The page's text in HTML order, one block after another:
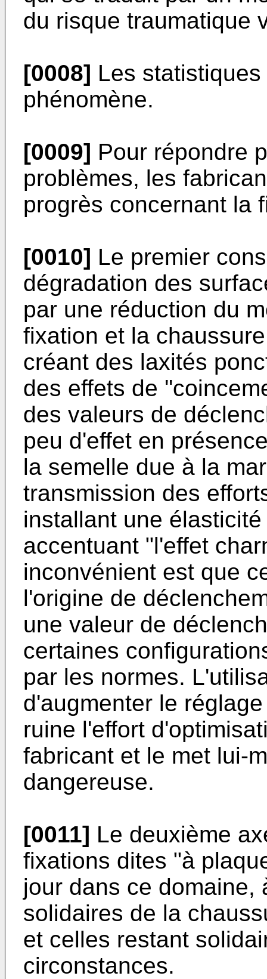
du risque traumatique
[0008] Les
phénomène.
[0009] Pour répondre
problèmes, les
progrès concernant la
[0010] Le premier
dégradation des
par une réduction du
fixation et la
créant des laxités
des effets de
des valeurs de
peu d'effet en
la semelle due à la
transmission des
installant une
accentuant "l'effet
inconvénient est que
l'origine de
une valeur de
certaines
par les normes.
d'augmenter le
ruine l'effort
fabricant et le met lui-
dangereuse.
[0011] Le deuxième
fixations dites "à
jour dans ce domaine,
solidaires de la
et celles restant
circonstances.